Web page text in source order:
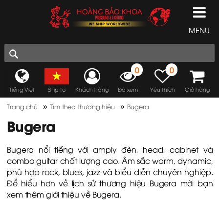
MENU
Tiếng Việt Ship to Khách hàng
0
Đã xem
0
Yêu thích Giỏ hàng
Trang chủ »Tìm theo thương hiệu » Bugera
Bugera
Bugera nổi tiếng với amply đèn, head, cabinet và
combo guitar chất lượng cao. Âm sắc warm, dynamic,
phù hợp rock, blues, jazz và biểu diễn chuyên nghiệp.
Để hiểu hơn về lịch sử thương hiệu Bugera mời bạn
xem thêmgiới thiệu về Bugera.